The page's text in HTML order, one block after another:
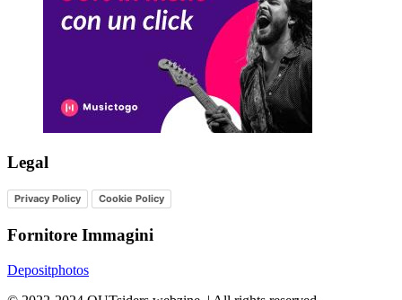
Legal
Privacy Policy Cookie Policy
Fornitore Immagini
Depositphotos